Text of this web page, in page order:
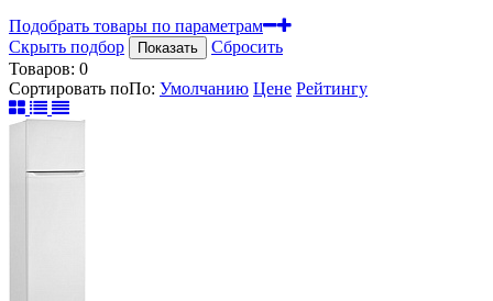
Подобрать товары по параметрам
Скрыть подбор
Показать
Сбросить
Товаров: 0
Сортировать поПо: Умолчанию Цене Рейтингу